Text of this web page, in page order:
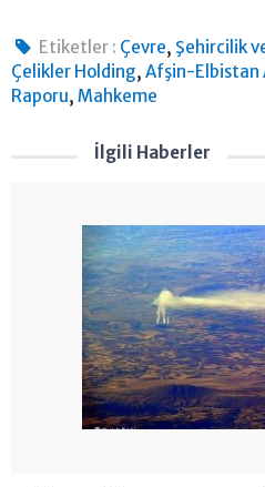
Etiketler : Çevre, Şehircilik
Çelikler Holding, Afşin-Elbistan
Raporu, Mahkeme
İlgili Haberler